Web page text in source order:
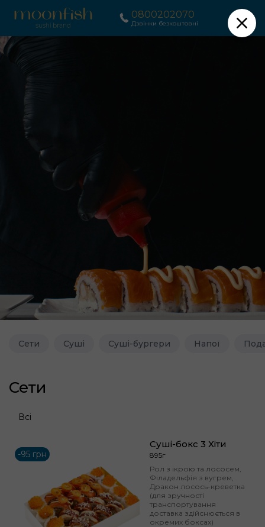
0800202070
Дзвінки безкоштовні
Сети Суші Суші-бургери Напої
Сети
Всі
-95 грн
Суші-бокс 3 Хіти
895г
Рол з ікрою та лососем,
Філадельфія з вугрем,
Дракон лосось-креветка
(для зручності
транспортування
доставка здійснюється в
окремих боксах)